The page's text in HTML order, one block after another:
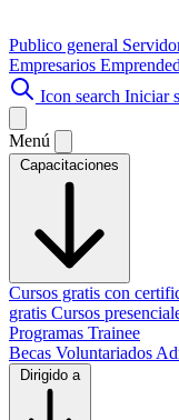
Publico general
Empresarios
Icon search Iniciar
Menú
Capacitaciones
Cursos gratis con
gratis Cursos
Programas Trainee
Becas Voluntariados
Dirigido a